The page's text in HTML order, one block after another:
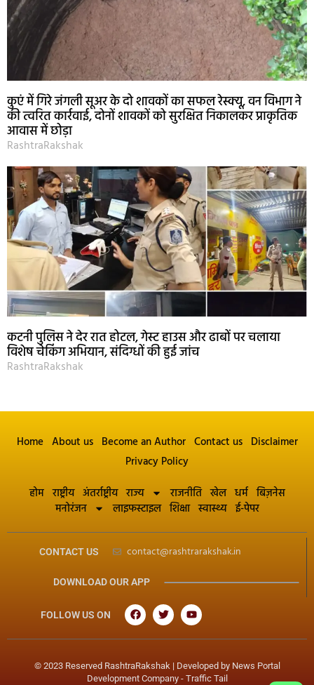
कुएं में गिरे जंगली सूअर के दो शावकों का सफल रेस्क्यू, वन विभाग ने
की त्वरित कार्रवाई, दोनों शावकों को सुरक्षित निकालकर प्राकृतिक
आवास में छोड़ा
RashtraRakshak
कटनी पुलिस ने देर रात होटल, गेस्ट हाउस और ढाबों पर चलाया
विशेष चेकिंग अभियान, संदिग्धों की हुई जांच
RashtraRakshak
Home About us Become an Author Contact us Disclaimer
Privacy Policy
होम राष्ट्रीय अंतर्राष्ट्रीय राज्य राजनीति खेल धर्म बिज़नेस
मनोरंजन
लाइफस्टाइल शिक्षा स्वास्थ्य ई-पेपर
CONTACT US contact@rashtrarakshak.in
DOWNLOAD OUR APP
FOLLOW US ON
© 2023 Reserved RashtraRakshak | Developed by News Portal
Development Company- Traffic Tail